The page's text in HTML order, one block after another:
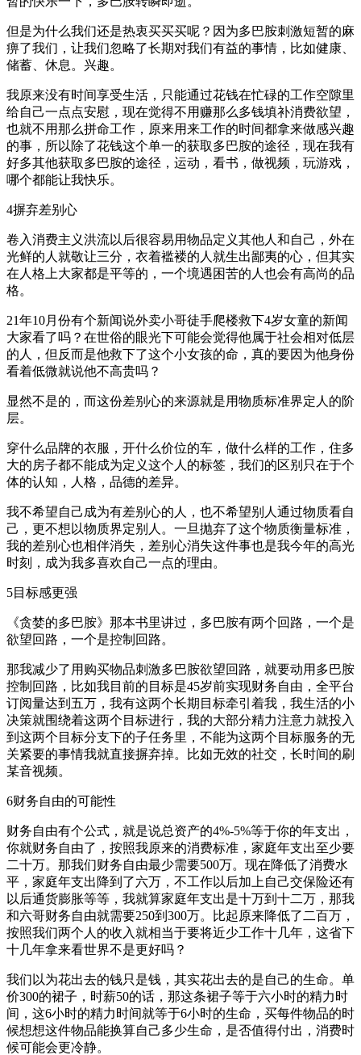
但是为什么我们还是热衷买买买呢？因为多巴胺刺激短暂的麻
痹了我们，让我们忽略了长期对我们有益的事情，比如健康、
储蓄、休息。兴趣。
我原来没有时间享受生活，只能通过花钱在忙碌的工作空隙里
给自己一点点安慰，现在觉得不用赚那么多钱填补消费欲望，
也就不用那么拼命工作，原来用来工作的时间都拿来做感兴趣
的事，所以除了花钱这个单一的获取多巴胺的途径，现在我有
好多其他获取多巴胺的途径，运动，看书，做视频，玩游戏，
哪个都能让我快乐。
4摒弃差别心
卷入消费主义洪流以后很容易用物品定义其他人和自己，外在
光鲜的人就敬让三分，衣着褴褛的人就生出鄙夷的心，但其实
在人格上大家都是平等的，一个境遇困苦的人也会有高尚的品
格。
21年10月份有个新闻说外卖小哥徒手爬楼救下4岁女童的新闻
大家看了吗？在世俗的眼光下可能会觉得他属于社会相对低层
的人，但反而是他救下了这个小女孩的命，真的要因为他身份
看着低微就说他不高贵吗？
显然不是的，而这份差别心的来源就是用物质标准界定人的阶
层。
穿什么品牌的衣服，开什么价位的车，做什么样的工作，住多
大的房子都不能成为定义这个人的标签，我们的区别只在于个
体的认知，人格，品德的差异。
我不希望自己成为有差别心的人，也不希望别人通过物质看自
己，更不想以物质界定别人。一旦抛弃了这个物质衡量标准，
我的差别心也相伴消失，差别心消失这件事也是我今年的高光
时刻，成为我多喜欢自己一点的理由。
5目标感更强
《贪婪的多巴胺》那本书里讲过，多巴胺有两个回路，一个是
欲望回路，一个是控制回路。
那我减少了用购买物品刺激多巴胺欲望回路，就要动用多巴胺
控制回路，比如我目前的目标是45岁前实现财务自由，全平台
订阅量达到五万，我有这两个长期目标牵引着我，我生活的小
决策就围绕着这两个目标进行，我的大部分精力注意力就投入
到这两个目标分支下的子任务里，不能为这两个目标服务的无
关紧要的事情我就直接摒弃掉。比如无效的社交，长时间的刷
某音视频。
6财务自由的可能性
财务自由有个公式，就是说总资产的4%-5%等于你的年支出，
你就财务自由了，按照我原来的消费标准，家庭年支出至少要
二十万。那我们财务自由最少需要500万。现在降低了消费水
平，家庭年支出降到了六万，不工作以后加上自己交保险还有
以后通货膨胀等等，我就算家庭年支出是十万到十二万，那我
和六哥财务自由就需要250到300万。比起原来降低了二百万，
按照我们两个人的收入就相当于要将近少工作十几年，这省下
十几年拿来看世界不是更好吗？
我们以为花出去的钱只是钱，其实花出去的是自己的生命。单
价300的裙子，时薪50的话，那这条裙子等于六小时的精力时
间，这6小时的精力时间就等于6小时的生命，买每件物品的时
候想想这件物品能换算自己多少生命，是否值得付出，消费时
候可能会更冷静。